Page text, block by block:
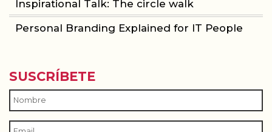
Inspirational Talk: The circle walk
Personal Branding Explained for IT People
SUSCRÍBETE